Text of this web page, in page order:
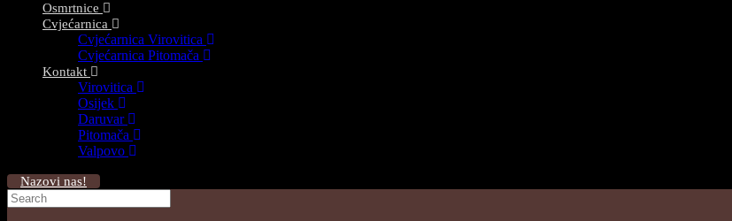
Osmrtnice
Cvjećarnica
Cvjećarnica Virovitica
Cvjećarnica Pitomača
Kontakt
Virovitica
Osijek
Daruvar
Pitomača
Valpovo
Nazovi nas!